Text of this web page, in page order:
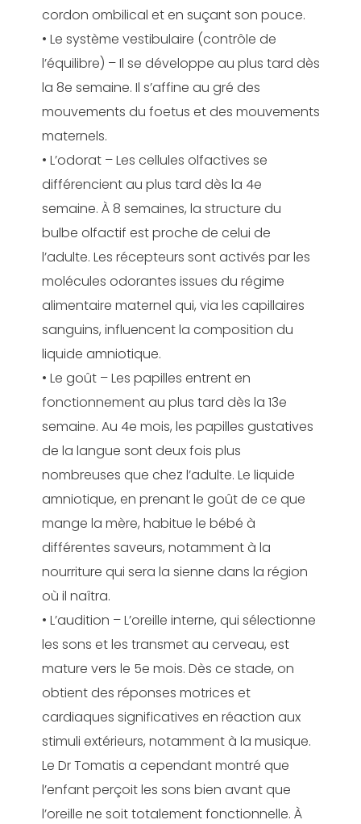
cordon ombilical et en suçant son pouce.
• Le système vestibulaire (contrôle de
l’équilibre) – Il se développe au plus tard dès
la 8e semaine. Il s’affine au gré des
mouvements du foetus et des mouvements
maternels.
• L’odorat – Les cellules olfactives se
différencient au plus tard dès la 4e
semaine. À 8 semaines, la structure du
bulbe olfactif est proche de celui de
l’adulte. Les récepteurs sont activés par les
molécules odorantes issues du régime
alimentaire maternel qui, via les capillaires
sanguins, influencent la composition du
liquide amniotique.
• Le goût – Les papilles entrent en
fonctionnement au plus tard dès la 13e
semaine. Au 4e mois, les papilles gustatives
de la langue sont deux fois plus
nombreuses que chez l’adulte. Le liquide
amniotique, en prenant le goût de ce que
mange la mère, habitue le bébé à
différentes saveurs, notamment à la
nourriture qui sera la sienne dans la région
où il naîtra.
• L’audition – L’oreille interne, qui sélectionne
les sons et les transmet au cerveau, est
mature vers le 5e mois. Dès ce stade, on
obtient des réponses motrices et
cardiaques significatives en réaction aux
stimuli extérieurs, notamment à la musique.
Le Dr Tomatis a cependant montré que
l’enfant perçoit les sons bien avant que
l’oreille ne soit totalement fonctionnelle. À